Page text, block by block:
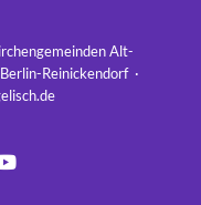
Alt-
Reinickendorf ·